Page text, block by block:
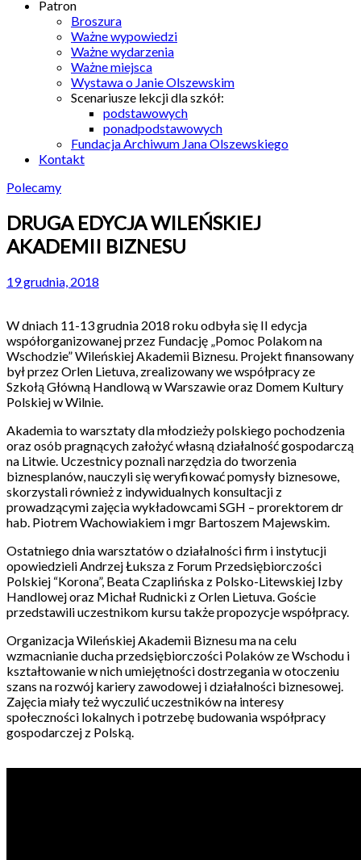
Patron
Broszura
Ważne wypowiedzi
Ważne wydarzenia
Ważne miejsca
Wystawa o Janie Olszewskim
Scenariusze lekcji dla szkół:
podstawowych
ponadpodstawowych
Fundacja Archiwum Jana Olszewskiego
Kontakt
Polecamy
DRUGA EDYCJA WILEŃSKIEJ
AKADEMII BIZNESU
19 grudnia, 2018
W dniach 11-13 grudnia 2018 roku odbyła się II edycja
współorganizowanej przez Fundację „Pomoc Polakom na
Wschodzie” Wileńskiej Akademii Biznesu. Projekt finansowany
był przez Orlen Lietuva, zrealizowany we współpracy ze
Szkołą Główną Handlową w Warszawie oraz Domem Kultury
Polskiej w Wilnie.
Akademia to warsztaty dla młodzieży polskiego pochodzenia
oraz osób pragnących założyć własną działalność gospodarczą
na Litwie. Uczestnicy poznali narzędzia do tworzenia
biznesplanów, nauczyli się weryfikować pomysły biznesowe,
skorzystali również z indywidualnych konsultacji z
prowadzącymi zajęcia wykładowcami SGH – prorektorem dr
hab. Piotrem Wachowiakiem i mgr Bartoszem Majewskim.
Ostatniego dnia warsztatów o działalności firm i instytucji
opowiedzieli Andrzej Łuksza z Forum Przedsiębiorczości
Polskiej “Korona”, Beata Czaplińska z Polsko-Litewskiej Izby
Handlowej oraz Michał Rudnicki z Orlen Lietuva. Goście
przedstawili uczestnikom kursu także propozycje współpracy.
Organizacja Wileńskiej Akademii Biznesu ma na celu
wzmacnianie ducha przedsiębiorczości Polaków ze Wschodu i
kształtowanie w nich umiejętności dostrzegania w otoczeniu
szans na rozwój kariery zawodowej i działalności biznesowej.
Zajęcia miały też wyczulić uczestników na interesy
społeczności lokalnych i potrzebę budowania współpracy
gospodarczej z Polską.